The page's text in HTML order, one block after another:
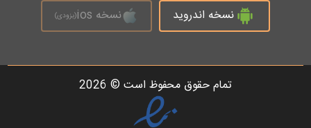
نسخه اندروید نسخه ios (بزودی)
تمام حقوق محفوظ است © 2026